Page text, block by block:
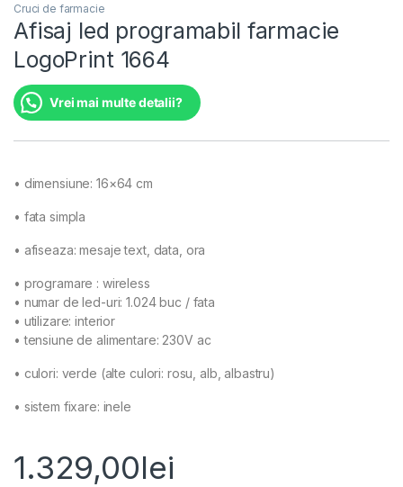
Cruci de farmacie
Afisaj led programabil farmacie
LogoPrint 1664
Vrei mai multe detalii?
• dimensiune: 16×64 cm
• fata simpla
• afiseaza: mesaje text, data, ora
• programare : wireless
• numar de led-uri: 1.024 buc / fata
• utilizare: interior
• tensiune de alimentare: 230V ac
• culori: verde (alte culori: rosu, alb, albastru)
• sistem fixare: inele
1.329,00lei